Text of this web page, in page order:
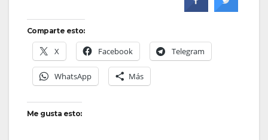
Comparte esto:
X Facebook Telegram
WhatsApp Más
Me gusta esto: